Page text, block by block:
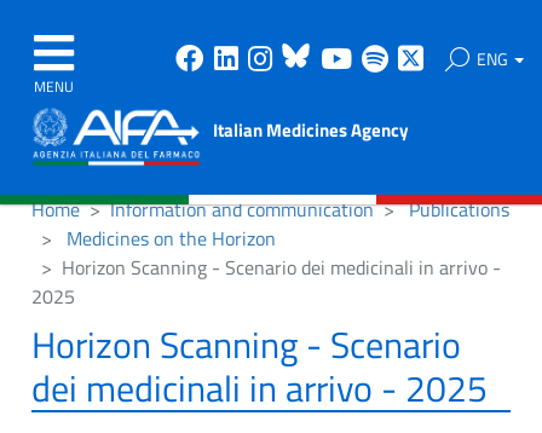
MENU
Facebook
Linkedin
Instagram
Bluesky
Youtube
Spotify ENG
Italian Medicines Agency
Home Information and communication
Publications
Medicines on the Horizon
Horizon Scanning - Scenario dei medicinali in arrivo -
2025
Horizon Scanning - Scenario
dei medicinali in arrivo - 2025